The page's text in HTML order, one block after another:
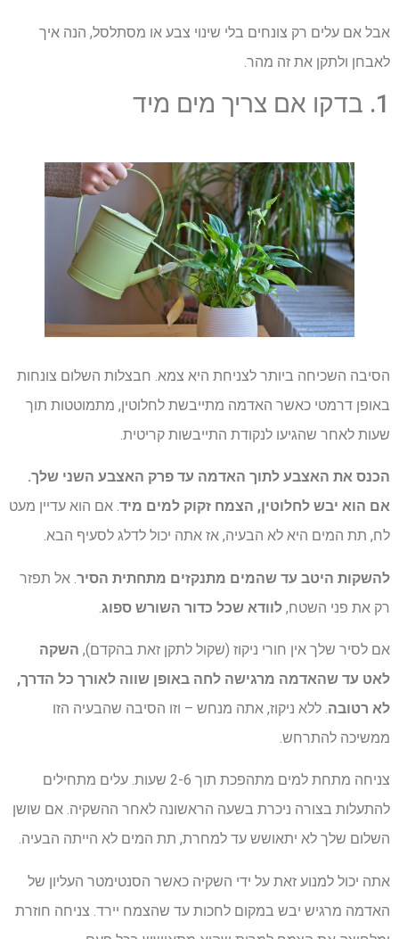
אבל אם עלים רק צונחים בלי שינוי צבע או מסתלסל, הנה איך
לאבחן ולתקן את זה מהר.
1. בדקו אם צריך מים מיד
הסיבה השכיחה ביותר לצניחת היא צמא. חבצלות השלום צונחות
באופן דרמטי כאשר האדמה מתייבשת לחלוטין, מתמוטטות תוך
שעות לאחר שהגיעו לנקודת התייבשות קריטית.
הכנס את האצבע לתוך האדמה עד פרק האצבע השני שלך.
אם הוא יבש לחלוטין, הצמח זקוק למים מיד. אם הוא עדיין מעט
לח, תת המים היא לא הבעיה, אז אתה יכול לדלג לסעיף הבא.
להשקות היטב עד שהמים מתנקזים מתחתית הסיר . אל תפזר
רק את פני השטח, לוודא שכל כדור השורש ספוג
אם לסיר שלך אין חורי ניקוז (שקול לתקן זאת בהקדם), השקה
לאט עד שהאדמה מרגישה לחה באופן שווה לאורך כל הדרך,
לא רטובה. ללא ניקוז, אתה מנחש – וזו הסיבה שהבעיה הזו
ממשיכה להתרחש.
צניחה מתחת למים מתהפכת תוך 2-6 שעות. עלים מתחילים
להתעלות בצורה ניכרת בשעה הראשונה לאחר ההשקיה. אם שושן
השלום שלך לא יתאושש עד למחרת, תת המים לא הייתה הבעיה.
אתה יכול למנוע זאת על ידי השקיה כאשר הסנטימטר העליון של
האדמה מרגיש יבש במקום לחכות עד שהצמח יירד. צניחה חוזרת